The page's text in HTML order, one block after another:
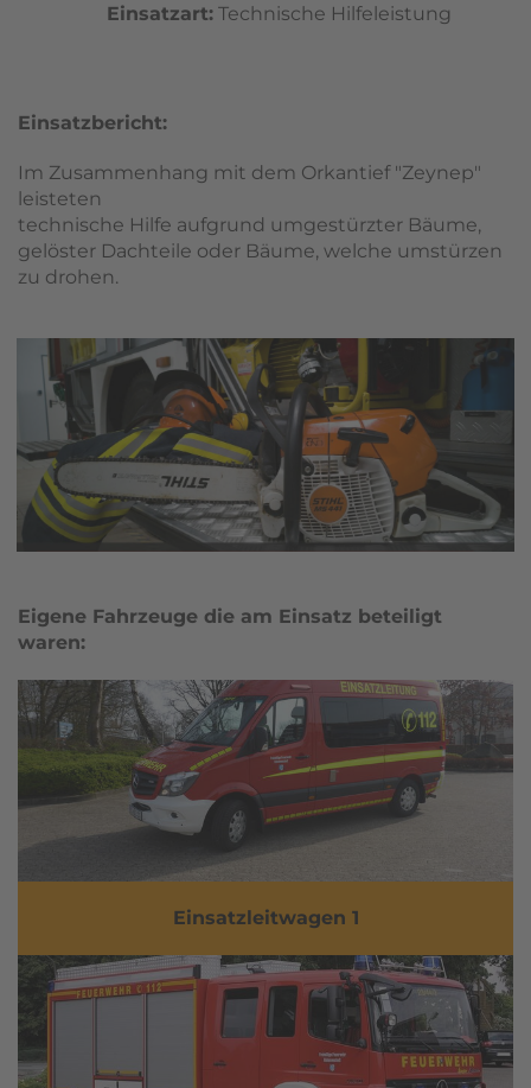
Einsatzart:Technische Hilfeleistung
Einsatzbericht:
Im Zusammenhang mit dem Orkantief "Zeynep"
leisteten
technische Hilfe aufgrund umgestürzter Bäume,
gelöster Dachteile oder Bäume, welche umstürzen
zu drohen.
Eigene Fahrzeuge die am Einsatz beteiligt
waren:
Einsatzleitwagen 1